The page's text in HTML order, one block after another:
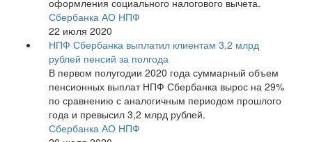
оформления социального налогового вычета.
Сбербанка АО НПФ
22 июля 2020
НПФ Сбербанка выплатил клиентам 3,2 млрд
рублей пенсий за полгода
В первом полугодии 2020 года суммарный объем
пенсионных выплат НПФ Сбербанка вырос на 29%
по сравнению с аналогичным периодом прошлого
года и превысил 3,2 млрд рублей.
Сбербанка АО НПФ